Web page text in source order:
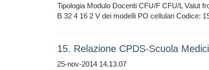
Tipologia Modulo Docenti CFU/F CFU/L Valut
B 32 4 16 2 V dei modelli PO cellulari Codice:
15. Relazione CPDS-Scuola
25-nov-2014 14.13.07